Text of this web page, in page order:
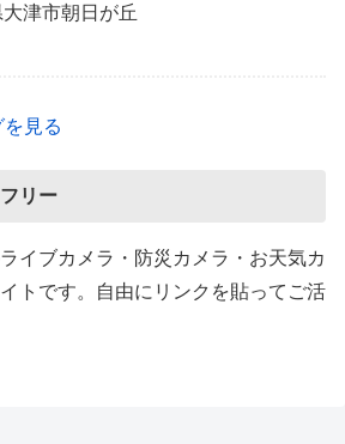
大津市朝日が丘
見る
リー
イブカメラ・防災カメラ・お天気カ
トです。自由にリンクを貼ってご活